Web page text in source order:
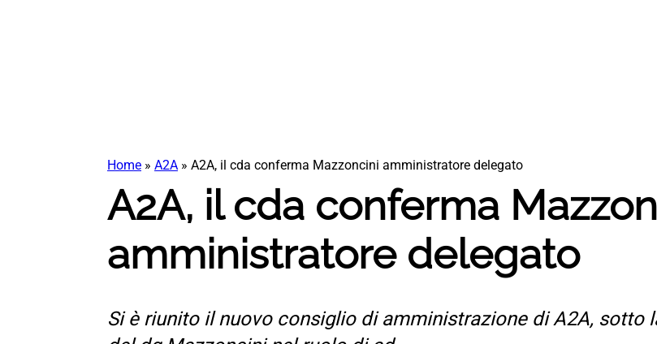
Home » A2A » A2A, il cda conferma Mazzoncini amministratore delegato
A2A, il cda conferma
amministratore delegato
Si è riunito il nuovo consiglio di amministrazione di A2A, sotto